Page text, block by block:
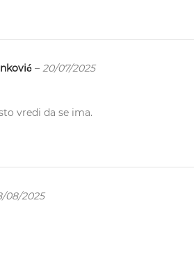
– 20/07/2025
vredi da se ima.
08/2025